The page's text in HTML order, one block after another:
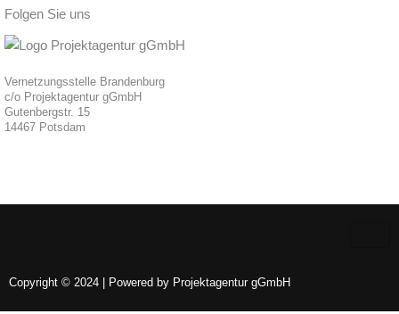
Folgen Sie uns
Vernetzungsstelle Brandenburg
c/o Projektagentur gGmbH
Gutenbergstr. 15
14467 Potsdam
Copyright © 2024 | Powered by Projektagentur gGmbH